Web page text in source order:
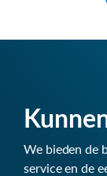
We bieden de
service en de